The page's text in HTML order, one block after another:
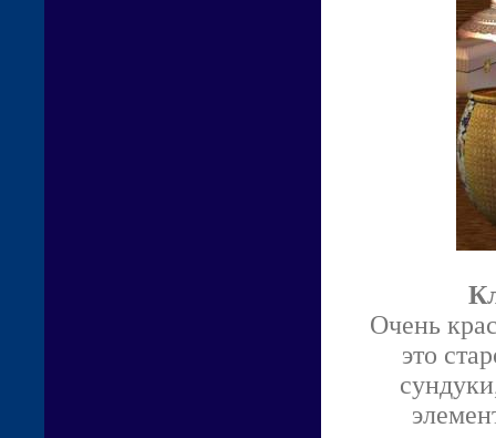
Очень
это